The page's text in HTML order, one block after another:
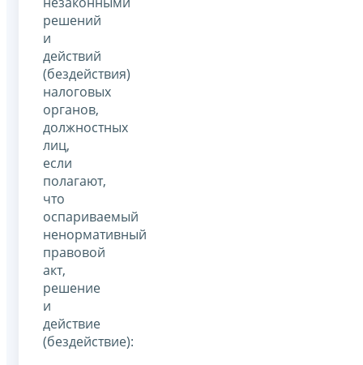
решений
и
действий
(бездействия)
налоговых
органов,
должностных
лиц,
если
полагают,
что
оспариваемый
ненормативный
правовой
акт,
решение
и
действие
(бездействие):